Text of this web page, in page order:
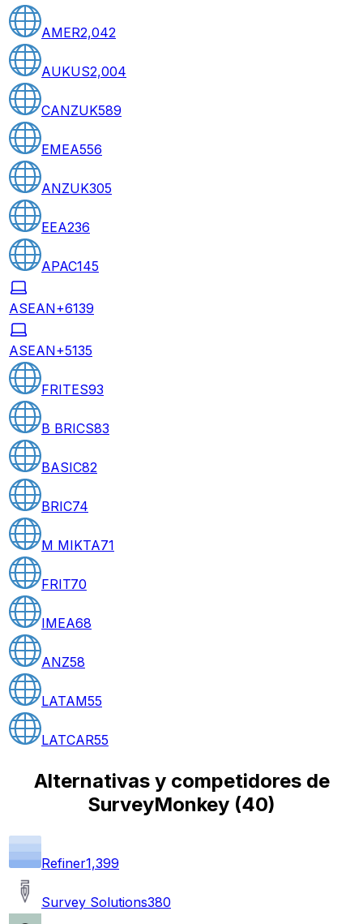
AMER2,042
AUKUS2,004
CANZUK589
EMEA556
ANZUK305
EEA236
APAC145
ASEAN+6139
ASEAN+5135
FRITES93
B BRICS83
BASIC82
BRIC74
M MIKTA71
FRIT70
IMEA68
ANZ58
LATAM55
LATCAR55
Alternativas y competidores de
SurveyMonkey (40)
Refiner1,399
Survey Solutions380